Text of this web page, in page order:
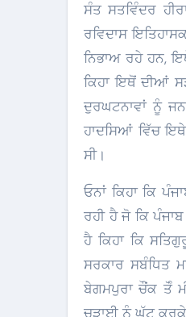
ਸੰਤ ਸਤਵਿੰਦਰ
ਰਵਿਦਾਸ
ਨਿਭਾਅ ਰਹੇ ਹਨ,
ਕਿਹਾ ਇਥੋਂ ਦੀਆਂ
ਦੁਰਘਟਨਾਵਾਂ ਨੂੰ
ਹਾਦਸਿਆਂ ਵਿੱਚ
ਸੀ।
ਓਨਾਂ ਕਿਹਾ ਕਿ
ਰਹੀ ਹੈ ਜੋ ਕਿ
ਹੈ ਕਿਹਾ ਕਿ
ਸਰਕਾਰ ਸਬੰਧਿਤ
ਬੇਗਮਪੁਰਾ ਚੌਂਕ ਤੋੰ
ਚੜਾਈ ਨੂੰ ਘੱਟ ਕਰਕੇ